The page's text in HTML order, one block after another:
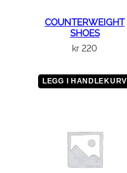
COUNTERWEIGHT
SHOES
kr 220
LEGG I HANDLEKURV